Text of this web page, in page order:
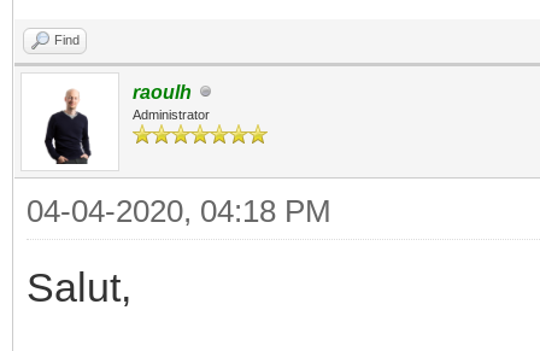
Find
raoulh
Administrator
04-04-2020, 04:18 PM
Salut,